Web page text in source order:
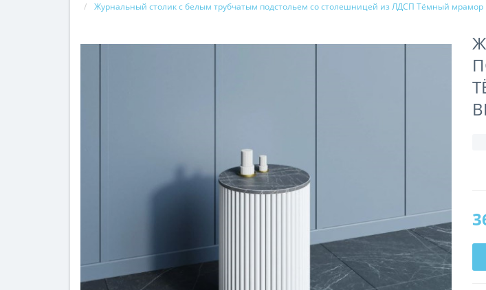
Журнальный столик с белым трубчатым подстольем со столешницей из ЛДСП Тёмный мрамор